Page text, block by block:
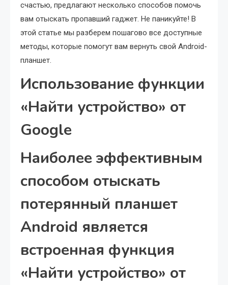
счастью, предлагают несколько способов помочь
вам отыскать пропавший гаджет. Не паникуйте! В
этой статье мы разберем пошагово все доступные
методы, которые помогут вам вернуть свой Android-
планшет.
Использование функции
«Найти устройство» от
Google
Наиболее эффективным
способом отыскать
потерянный планшет
Android является
встроенная функция
«Найти устройство» от